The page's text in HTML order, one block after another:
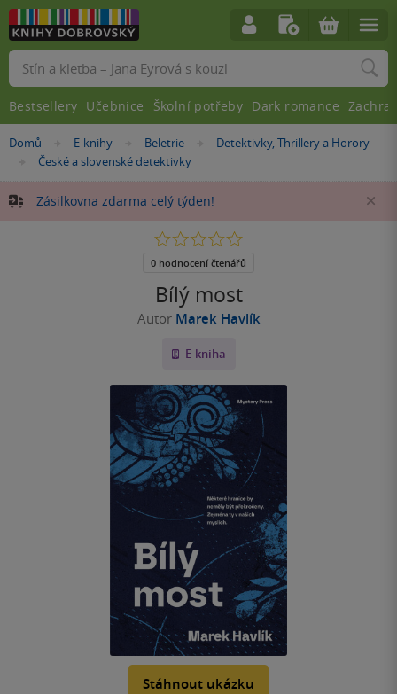
Nacházíte
Domů »E-knihy »Beletrie »
Detektivky, Thrillery a Horory
»
České a slovenské detektivky
Zásilkovna zdarma celý týden!
Bílý most
Autor Marek Havlík
E-kniha
Stáhnout ukázku
0.0
5
0 hodnocení čtenářů
Vyhledávání
Bestsellery Učebnice Školní potřeby Dark romance